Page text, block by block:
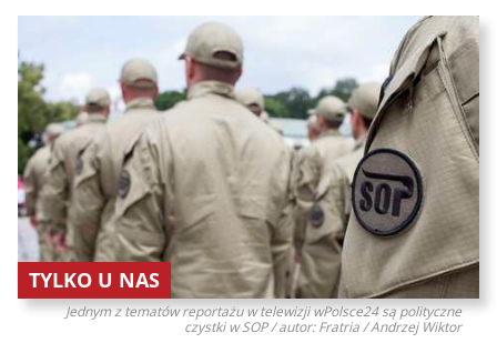
Jednym z tematów reportażu w telewizji wPolsce24 są polityczne
czystki w SOP / autor: Fratria / Andrzej Wiktor
TYLKO U NAS